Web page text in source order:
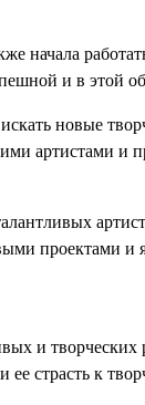
начала
и в этой
новые
артистами
проектами
и
страсть к